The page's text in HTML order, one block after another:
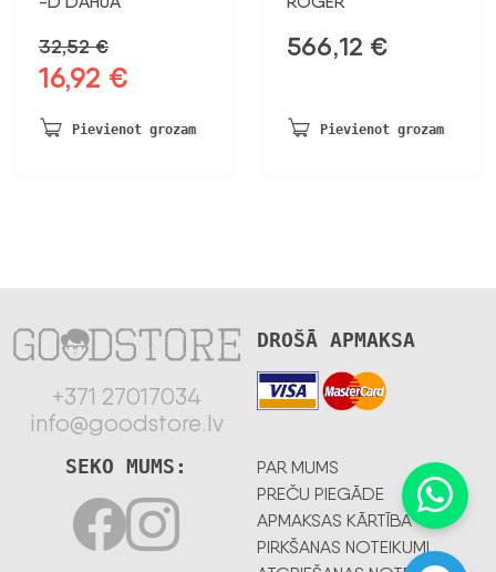
32,52€
Sākotnējā
bija:
16,92 €
ir:
Pievienot grozam
566,12 €
Pievienot grozam
+371 27017034
info@goodstore.lv
DROŠĀ APMAKSA
PAR MUMS
PREČU PIEGĀDE
APMAKSAS KĀRTĪBA
PIRKŠANAS NOTEIKUMI
SEKO MUMS: